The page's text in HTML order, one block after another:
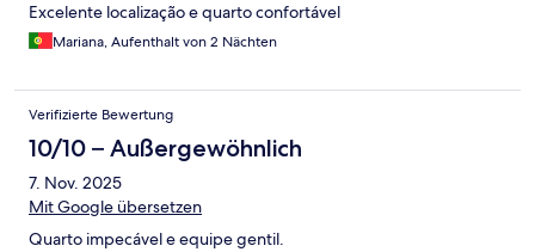
Excelente localização e quarto confortável
Mariana, Aufenthalt von 2 Nächten
Verifizierte Bewertung
10/10 – Außergewöhnlich
7. Nov. 2025
Mit Google übersetzen
Quarto impecável e equipe gentil.